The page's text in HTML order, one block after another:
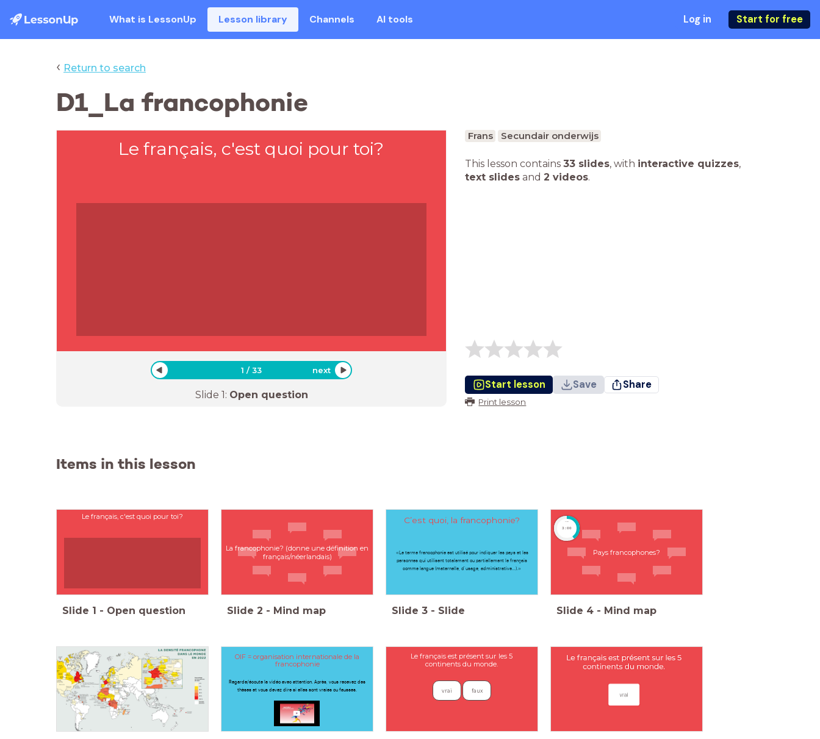
What is LessonUp Lesson library Channels AI tools Log in Start for free
‹ Return to search
D1_La francophonie
Le français, c'est quoi pour toi?
1 /33 next
Slide 1: Open question
Frans Secundair onderwijs
This lesson contains 33 slides, with interactive quizzes,
text slides and 2 videos.
Start lesson Save Share
Print lesson
Items in this lesson
Le français, c'est quoi pour toi?
Slide 1 - Open question
La francophonie? (donne une définition en
français/néerlandais)
Slide 2 - Mind map
C’est quoi, la francophonie?
«Le terme francophonie est utilisé pour indiquer les pays et les
personnes qui utilisent totalement ou partiellement le français
comme langue (maternelle, d'usage, administrative...).»
Slide 3 - Slide
timer
3:00
Pays francophones?
Slide 4 - Mind map
OIF = organisation internationale de la
francophonie
Regarde/écoute la vidéo avec attention. Après, vous recevez des
thèses et vous devez dire si elles sont vraies ou fausses.
Le français est présent sur les 5
continents du monde.
vrai faux